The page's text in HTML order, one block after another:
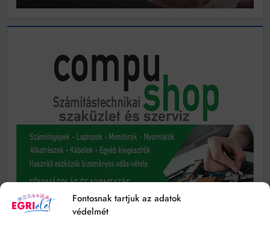
Fontosnak tartjuk az adatok
védelmét